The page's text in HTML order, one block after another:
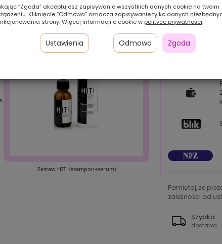
Zestaw HIT! (szampon+serum)
Pamiętaj, że
zależności od
Szybka
dostawa
“Zgoda” akceptujesz zapisywanie wszystkich danych cookie na twoim
Kliknięcie “Odmowa” oznacza zapisywanie tylko danych
strony. Więcej informacji o cookie w polityce prywatności.
Ustawienia Odmowa Zgoda